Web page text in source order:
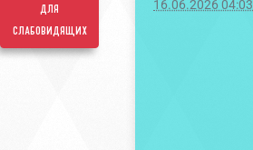
для
слабовидящих
16.06.2026 04:03